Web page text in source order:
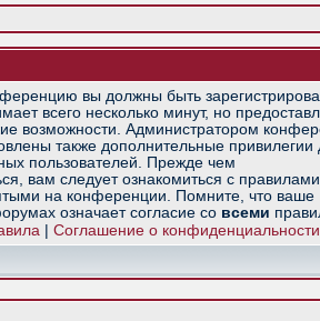
вы должны быть
всего несколько минут, но
возможности. Администратором
также дополнительные привилегии
пользователей. Прежде чем
вам следует ознакомиться с
на конференции. Помните, что ваше
означает согласие со всеми
| Соглашение о конфиденциальности